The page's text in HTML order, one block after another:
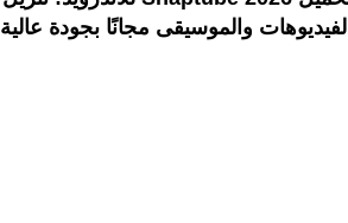
الفيديوهات والموسيقى مجانًا بجودة عالية